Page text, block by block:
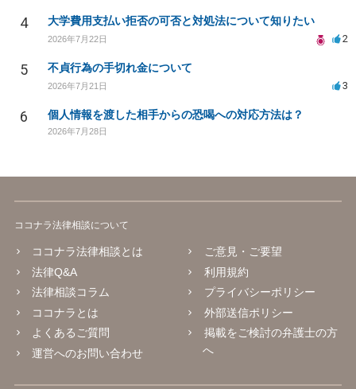
4 大学費用支払い拒否の可否と対処法について知りたい
2026年7月22日 2
5 不貞行為の手切れ金について
2026年7月21日 3
6 個人情報を渡した相手からの恐喝への対応方法は？
2026年7月28日
ココナラ法律相談について
ココナラ法律相談とは
法律Q&A
法律相談コラム
ココナラとは
よくあるご質問
運営へのお問い合わせ
ご意見・ご要望
利用規約
プライバシーポリシー
外部送信ポリシー
掲載をご検討の弁護士の方
へ